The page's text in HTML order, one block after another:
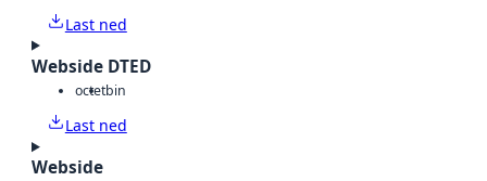
Last ned
Webside DTED
octetbin
Last ned
Webside